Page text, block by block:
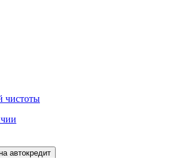
чистоты
на автокредит